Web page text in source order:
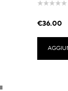
€36.00